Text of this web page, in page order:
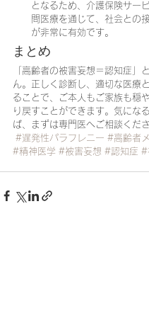
となるため、介護保険サー
問医療を通じて、社会との
が非常に有効です。
まとめ
「高齢者の被害妄想＝認知症」
ん。正しく診断し、適切な医療
ることで、ご本人もご家族も穏
り戻すことができます。気にな
ば、まずは専門医へご相談くださ
#遅発性パラフレニー #高齢者
#精神医学 #被害妄想 #認知症 #